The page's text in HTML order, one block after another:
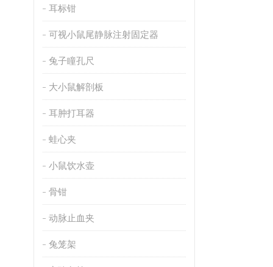
耳标钳
可视小鼠尾静脉注射固定器
兔子瞳孔尺
大小鼠解剖板
耳肿打耳器
蛙心夹
小鼠饮水壶
骨钳
动脉止血夹
兔笼架